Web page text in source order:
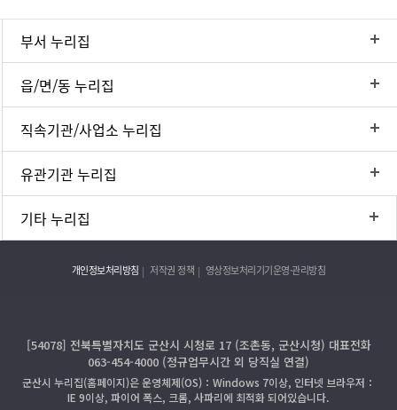
부서 누리집
읍/면/동 누리집
직속기관/사업소 누리집
유관기관 누리집
기타 누리집
개인정보처리방침 저작권 정책 영상정보처리기기운영·관리방침
[54078] 전북특별자치도 군산시 시청로 17 (조촌동, 군산시청) 대표전화
063-454-4000 (정규업무시간 외 당직실 연결)
군산시 누리집(홈페이지)은 운영체제(OS)：Windows 7이상, 인터넷 브라우저：
IE 9이상, 파이어 폭스, 크롬, 사파리에 최적화 되어있습니다.